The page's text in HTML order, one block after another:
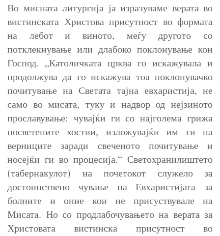
Во мисната литургија ја изразуваме верата во
вистинската Христова присутност во формата
на лебот и виното, меѓу другото со
потклекнување или длабоко поклонување кон
Господ. „Католичката црква го искажувала и
продолжува да го искажува тоа поклонувачко
почитување на Светата тајна евхаристија, не
само во мисата, туку и надвор од нејзиното
прославување: чувајќи ги со најголема грижа
посветените хостии, изложувајќи им ги на
верниците заради свеченото почитување и
носејќи ги во процесија.“ Светохранилиштето
(табернакулот) на почетокот служело за
достоинствено чување на Евхаристијата за
болните и оние кои не присуствувале на
Мисата. Но со продлабочувањето на верата за
Христовата вистинска присутност во